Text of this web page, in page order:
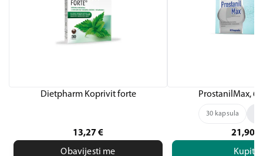
Dietpharm Koprivit forte
13,27 €
Obavijesti me
ProstanilMax,
30 kapsula
21,90
Kupite